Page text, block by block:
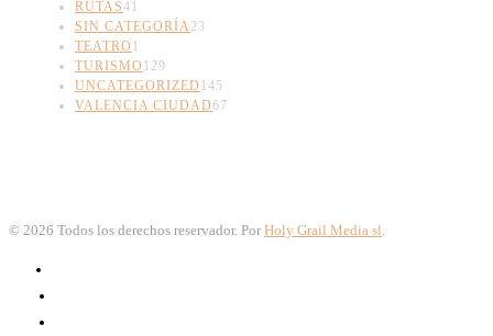
RUTAS41
SIN CATEGORÍA 23
TEATRO 1
TURISMO 129
UNCATEGORIZED 145
VALENCIA CIUDAD67
© 2026 Todos los derechos reservador. Por Holy Grail Media sl